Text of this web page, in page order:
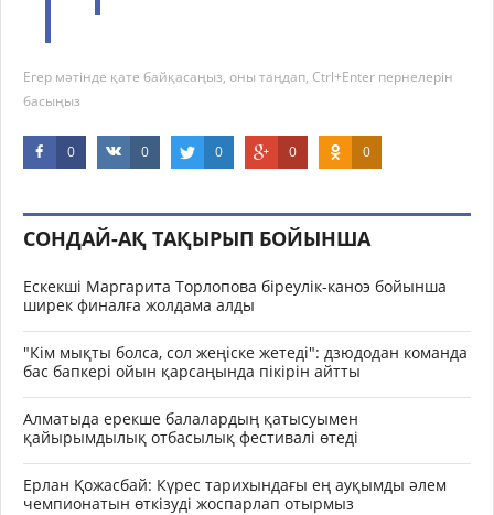
Егер мәтінде қате байқасаңыз, оны таңдап, Ctrl+Enter пернелерін
басыңыз
0 0 0 0 0
СОНДАЙ-АҚ ТАҚЫРЫП БОЙЫНША
Ескекші Маргарита Торлопова біреулік-каноэ бойынша
ширек финалға жолдама алды
"Кім мықты болса, сол жеңіске жетеді": дзюдодан команда
бас бапкері ойын қарсаңында пікірін айтты
Алматыда ерекше балалардың қатысуымен
қайырымдылық отбасылық фестивалі өтеді
Ерлан Қожасбай: Күрес тарихындағы ең ауқымды әлем
чемпионатын өткізуді жоспарлап отырмыз